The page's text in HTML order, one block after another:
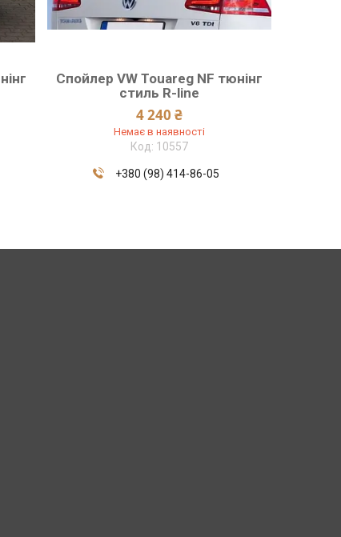
Спойлер VW Touareg NF тюнінг
стиль R-line
4 240 ₴
Немає в наявності
10557
+380 (98) 414-86-05